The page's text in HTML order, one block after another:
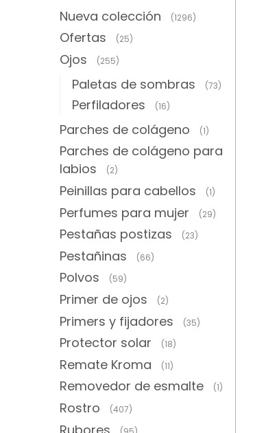
Nueva colección (1296)
Ofertas (25)
Ojos (255)
Paletas de sombras (73)
Perfiladores (16)
Parches de colágeno (1)
Parches de colágeno para
labios
(2)
Peinillas para cabellos (1)
Perfumes para mujer (29)
Pestañas postizas (23)
Pestañinas (66)
Polvos (59)
Primer de ojos (2)
Primers y fijadores (35)
Protector solar (18)
Remate Kroma (11)
Removedor de esmalte (1)
Rostro (407)